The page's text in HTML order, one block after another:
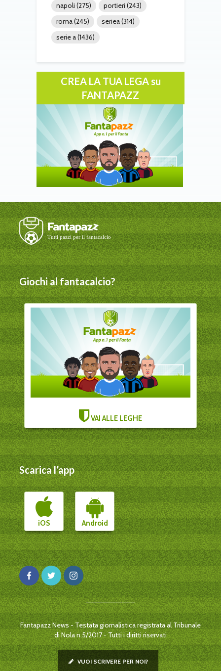
napoli (275) portieri (243)
roma(245) seriea(314)
serie a(1436)
CREA LA TUA LEGA su
FANTAPAZZ
Giochi al fantacalcio?
VAI ALLE LEGHE
Scarica l’app
iOS Android
Fantapazz News - Testata giornalistica registrata al Tribunale
di Nola n.5/2017 - Tutti i diritti riservati
VUOI SCRIVERE PER NOI?